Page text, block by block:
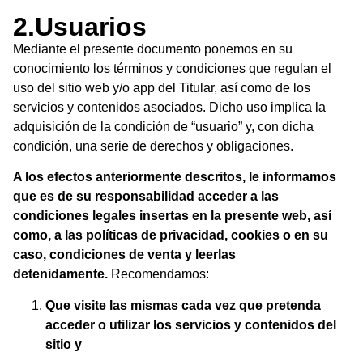
2.Usuarios
Mediante el presente documento ponemos en su
conocimiento los términos y condiciones que regulan el
uso del sitio web y/o app del Titular, así como de los
servicios y contenidos asociados. Dicho uso implica la
adquisición de la condición de “usuario” y, con dicha
condición, una serie de derechos y obligaciones.
A los efectos anteriormente descritos, le informamos
que es de su responsabilidad acceder a las
condiciones legales insertas en la presente web, así
como, a las políticas de privacidad, cookies o en su
caso, condiciones de venta y leerlas
detenidamente. Recomendamos:
Que visite las mismas cada vez que pretenda
acceder o utilizar los servicios y contenidos del
sitio y